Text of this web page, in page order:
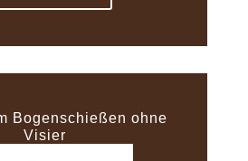
Bogenschießen ohne
Visier